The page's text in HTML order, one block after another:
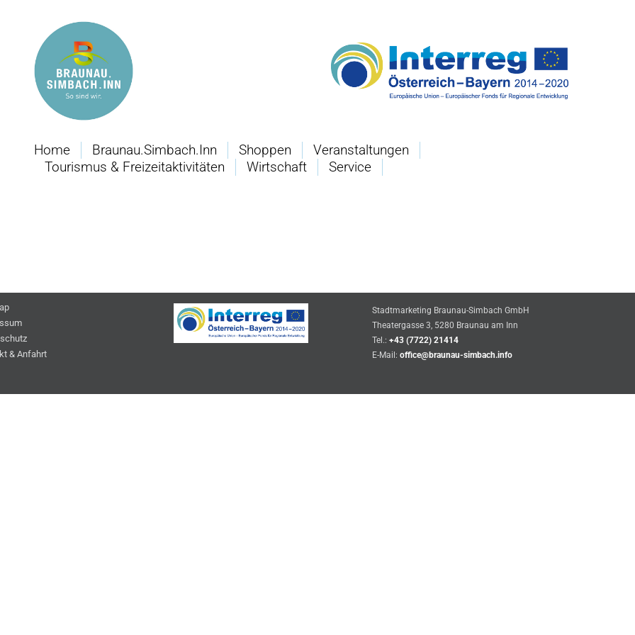
Home Braunau.Simbach.Inn Shoppen
Veranstaltungen
Tourismus & Freizeitaktivitäten
Wirtschaft Service
& Anfahrt
Stadtmarketing Braunau-Simbach GmbH
Theatergasse 3, 5280 Braunau am Inn
Tel.: +43 (7722) 21414
E-Mail: office@braunau-simbach.info